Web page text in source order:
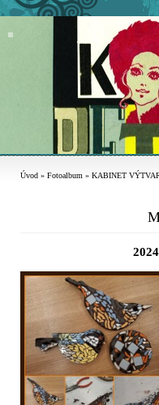
Úvod » Fotoalbum » KABINET